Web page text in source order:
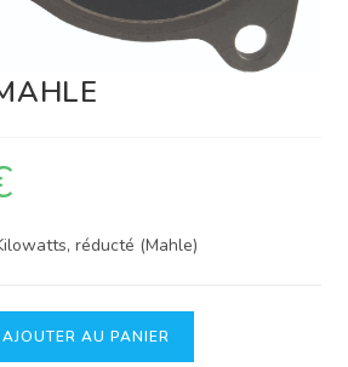
réducté (Mahle)
AJOUTER AU PANIER